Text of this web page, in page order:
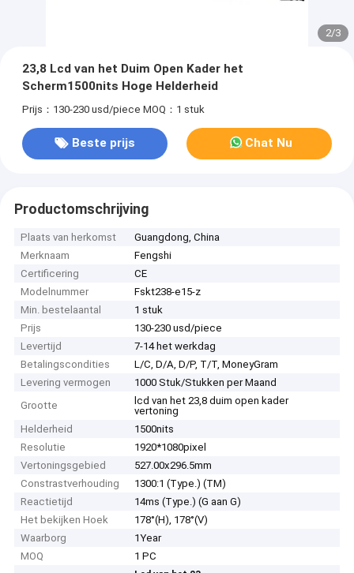
2/3
23,8 Lcd van het Duim Open Kader het
Scherm1500nits Hoge Helderheid
Prijs：130-230 usd/piece MOQ：1 stuk
Beste prijs Chat Nu
Productomschrijving
Plaats van herkomst
Guangdong, China
Merknaam
Fengshi
Certificering
CE
Modelnummer
Fskt238-e15-z
Min. bestelaantal
1 stuk
Prijs
130-230 usd/piece
Levertijd
7-14 het werkdag
Betalingscondities
L/C, D/A, D/P, T/T, MoneyGram
Levering vermogen
1000 Stuk/Stukken per Maand
Grootte
lcd van het 23,8 duim open kader
vertoning
Helderheid
1500nits
Resolutie
1920*1080pixel
Vertoningsgebied
527.00x296.5mm
Constrastverhouding
1300:1 (Type.) (TM)
Reactietijd
14ms (Type.) (G aan G)
Het bekijken Hoek
178°(H), 178°(V)
Waarborg
1Year
MOQ
1 PC